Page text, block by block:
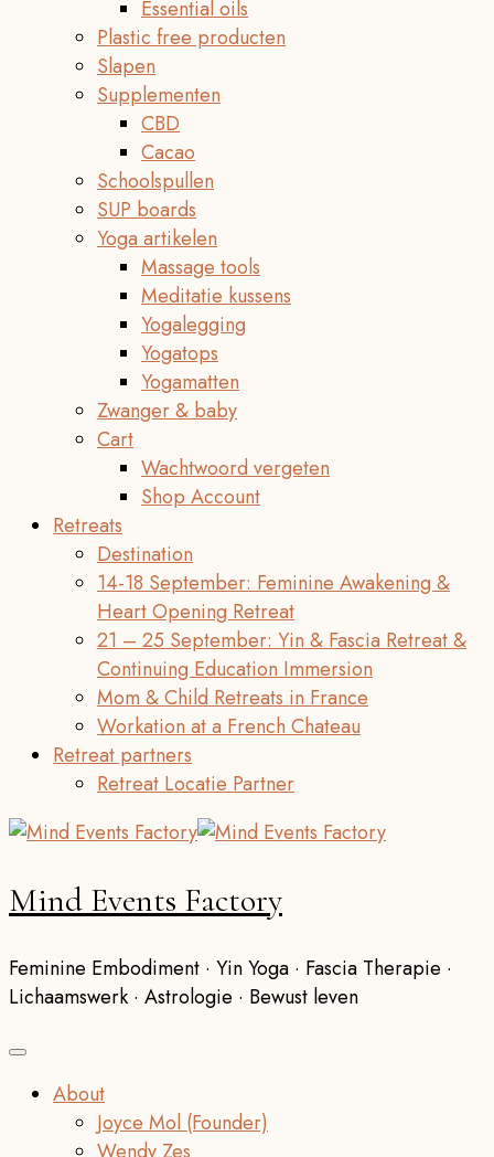
Essential oils
Plastic free producten
Slapen
Supplementen
CBD
Cacao
Schoolspullen
SUP boards
Yoga artikelen
Massage tools
Meditatie kussens
Yogalegging
Yogatops
Yogamatten
Zwanger & baby
Cart
Wachtwoord vergeten
Shop Account
Retreats
Destination
14-18 September: Feminine Awakening &
Heart Opening Retreat
21 – 25 September: Yin & Fascia Retreat &
Continuing Education Immersion
Mom & Child Retreats in France
Workation at a French Chateau
Retreat partners
Retreat Locatie Partner
Mind Events Factory
Feminine Embodiment · Yin Yoga · Fascia Therapie ·
Lichaamswerk · Astrologie · Bewust leven
About
Joyce Mol (Founder)